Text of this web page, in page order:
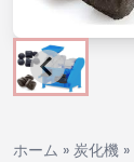
ホーム » 炭化機 »